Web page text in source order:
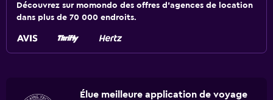
Découvrez sur momondo des offres d'agences de location
dans plus de 70 000 endroits.
Élue meilleure application de voyage